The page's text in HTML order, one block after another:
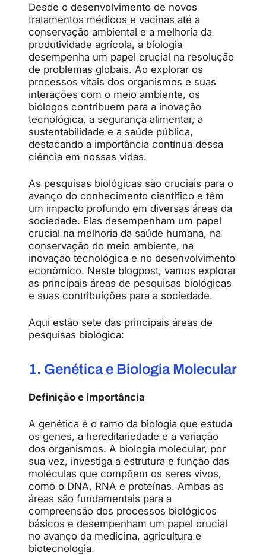
Desde o desenvolvimento de novos
tratamentos médicos e vacinas até a
conservação ambiental e a melhoria da
produtividade agrícola, a biologia
desempenha um papel crucial na resolução
de problemas globais. Ao explorar os
processos vitais dos organismos e suas
interações com o meio ambiente, os
biólogos contribuem para a inovação
tecnológica, a segurança alimentar, a
sustentabilidade e a saúde pública,
destacando a importância contínua dessa
ciência em nossas vidas.
As pesquisas biológicas são cruciais para o
avanço do conhecimento científico e têm
um impacto profundo em diversas áreas da
sociedade. Elas desempenham um papel
crucial na melhoria da saúde humana, na
conservação do meio ambiente, na
inovação tecnológica e no desenvolvimento
econômico. Neste blogpost, vamos explorar
as principais áreas de pesquisas biológicas
e suas contribuições para a sociedade.
Aqui estão sete das principais áreas de
pesquisas biológica:
1. Genética e Biologia Molecular
Definição e importância
A genética é o ramo da biologia que estuda
os genes, a hereditariedade e a variação
dos organismos. A biologia molecular, por
sua vez, investiga a estrutura e função das
moléculas que compõem os seres vivos,
como o DNA, RNA e proteínas. Ambas as
áreas são fundamentais para a
compreensão dos processos biológicos
básicos e desempenham um papel crucial
no avanço da medicina, agricultura e
biotecnologia.